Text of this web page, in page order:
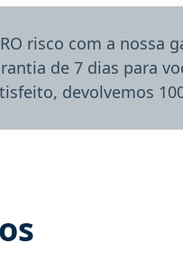
risco com a nossa
de 7 dias para
devolvemos